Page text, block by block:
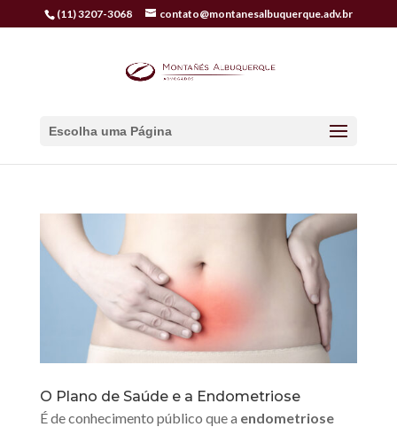
(11) 3207-3068 contato@montanesalbuquerque.adv.br
Escolha uma Página
O Plano de Saúde e a Endometriose
É de conhecimento público que a endometriose